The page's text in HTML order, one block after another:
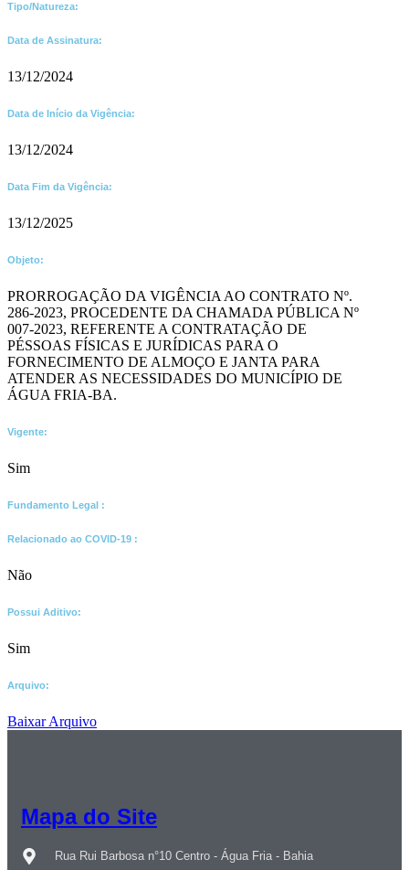
Tipo/Natureza:
Data de Assinatura:
13/12/2024
Data de Início da Vigência:
13/12/2024
Data Fim da Vigência:
13/12/2025
Objeto:
PRORROGAÇÃO DA VIGÊNCIA AO CONTRATO Nº.
286-2023, PROCEDENTE DA CHAMADA PÚBLICA Nº
007-2023, REFERENTE A CONTRATAÇÃO DE
PÉSSOAS FÍSICAS E JURÍDICAS PARA O
FORNECIMENTO DE ALMOÇO E JANTA PARA
ATENDER AS NECESSIDADES DO MUNICÍPIO DE
ÁGUA FRIA-BA.
Vigente:
Sim
Fundamento Legal :​
Relacionado ao COVID-19 :​
Não
Possui Aditivo:​
Sim
Arquivo:
Baixar Arquivo
Mapa do Site
Rua Rui Barbosa n°10 Centro - Água Fria - Bahia